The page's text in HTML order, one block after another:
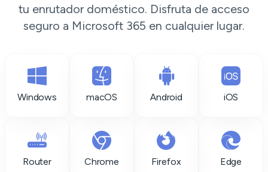
tu enrutador doméstico. Disfruta de acceso
seguro a Microsoft 365 en cualquier lugar.
Windows macOS Android iOS
Router Chrome Firefox Edge